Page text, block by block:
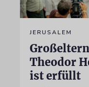
JERUSALEM
Theodor
ist erfüllt